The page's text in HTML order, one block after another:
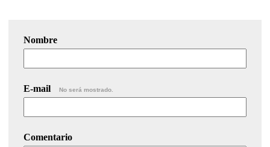
Nombre
E-mail No será mostrado.
Comentario